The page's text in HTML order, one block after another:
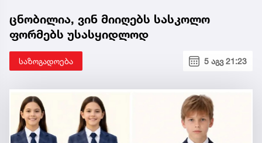
ცნობილია, ვინ მიიღებს სასკოლო
ფორმებს უსასყიდლოდ
საზოგადოება 5 აგვ 21:23